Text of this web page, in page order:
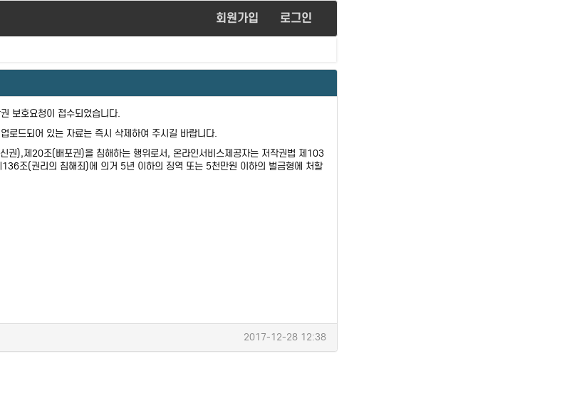
회원가입 로그인
보호요청이 접수되었습니다.
로드되어 있는 자료는 즉시 삭제하여 주시길 바랍니다.
),제20조(배포권)을 침해하는 행위로서, 온라인서비스제공자는 저작권법 제103
조(권리의 침해죄)에 의거 5년 이하의 징역 또는 5천만원 이하의 벌금형에 처할
2017-12-28 12:38